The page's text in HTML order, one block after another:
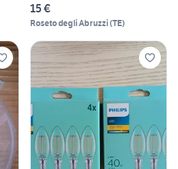
15 €
Roseto degli Abruzzi(TE)